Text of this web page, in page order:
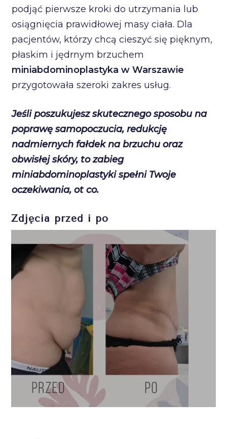
podjąć pierwsze kroki do utrzymania lub
osiągnięcia prawidłowej masy ciała. Dla
pacjentów, którzy chcą cieszyć się pięknym,
płaskim i jędrnym brzuchem
miniabdominoplastyka w Warszawie
przygotowała szeroki zakres usług.
Jeśli poszukujesz skutecznego sposobu na
poprawę samopoczucia, redukcję
nadmiernych fałdek na brzuchu oraz
obwisłej skóry, to zabieg
miniabdominoplastyki spełni Twoje
oczekiwania, ot co.
Zdjęcia przed i po